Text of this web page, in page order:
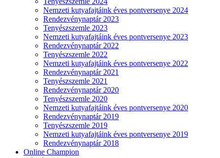
Nemzeti kutyafajtáink éves pontversenye 2024
Rendezvénynaptár 2023
Tenyészszemle 2023
Nemzeti kutyafajtáink éves pontversenye 2023
Rendezvénynaptár 2022
Tenyészszemle 2022
Nemzeti kutyafajtáink éves pontversenye 2022
Rendezvénynaptár 2021
Tenyészszemle 2021
Rendezvénynaptár 2020
Tenyészszemle 2020
Nemzeti kutyafajtáink éves pontversenye 2020
Rendezvénynaptár 2019
Tenyészszemle 2019
Nemzeti kutyafajtáink éves pontversenye 2019
Rendezvénynaptár 2018
Online Champion